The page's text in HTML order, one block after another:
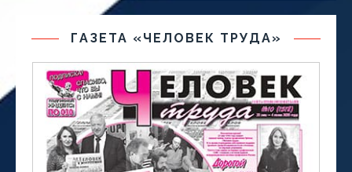
ГАЗЕТА «ЧЕЛОВЕК ТРУДА»